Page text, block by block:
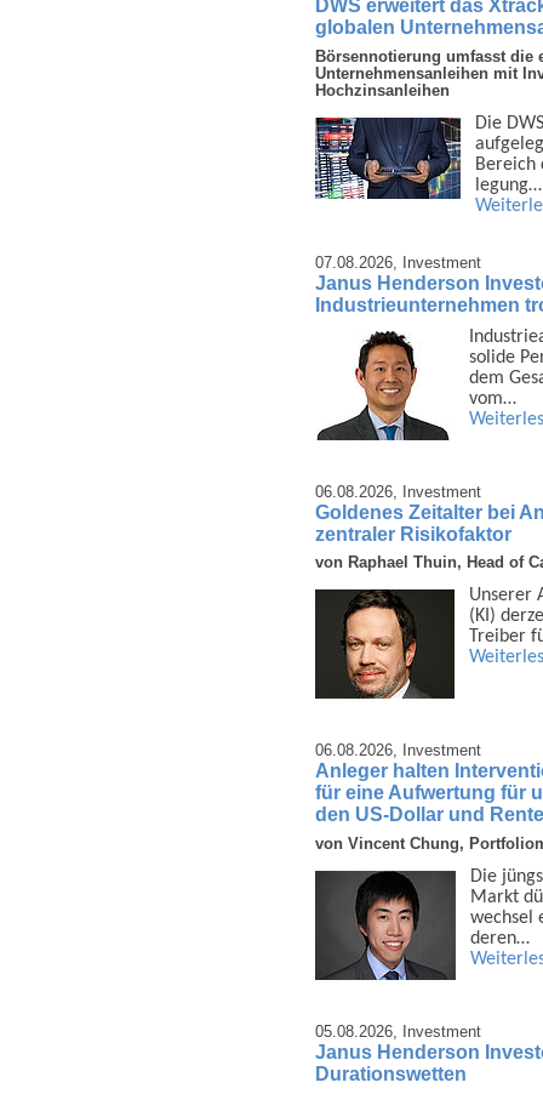
DWS erweitert das
globalen
Börsennotierung umfasst die
Unternehmensanleihen mit
Hochzinsanleihen
Die
Bereich
legung…
07.08.2026, Investment
Janus Henderson
Industrieunternehmen
solide
dem
vom…
06.08.2026, Investment
Goldenes Zeitalter bei
zentraler Risikofaktor
von Raphael Thuin, Head of
Unserer
(KI)
Treiber
06.08.2026, Investment
Anleger halten
für eine Aufwertung für
den US-Dollar und
von Vincent Chung,
Die
Markt
wechsel
deren…
05.08.2026, Investment
Janus Henderson
Durationswetten